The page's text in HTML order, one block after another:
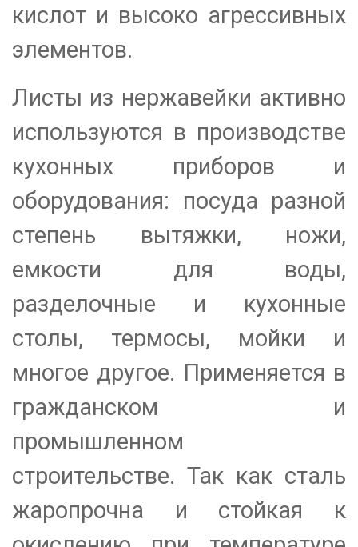
кислот и высоко агрессивных
элементов.
Листы из нержавейки активно
используются в производстве
кухонных приборов и
оборудования: посуда разной
степень вытяжки, ножи,
емкости для воды,
разделочные и кухонные
столы, термосы, мойки и
многое другое. Применяется в
гражданском и
промышленном
строительстве. Так как сталь
жаропрочна и стойкая к